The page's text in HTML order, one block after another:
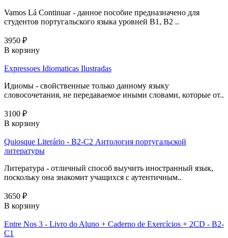
Vamos Lá Continuar - данное пособие предназначено для
студентов португальского языка уровней В1, В2 ..
3950 ₽
В корзину
Expressoes Idiomaticas Ilustradas
Идиомы - свойственные только данному языку
словосочетания, не передаваемое иными словами, которые от..
3100 ₽
В корзину
Quiosque Literário - B2-C2 Антология португальской
литературы
Литература - отличный способ выучить иностранный язык,
поскольку она знакомит учащихся с аутентичным..
3650 ₽
В корзину
Entre Nos 3 - Livro do Aluno + Caderno de Exercícios + 2CD - B2-
C1